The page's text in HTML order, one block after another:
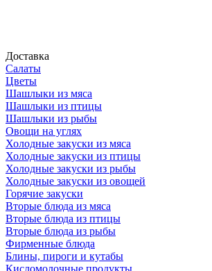
Доставка
Салаты
Цветы
Шашлыки из мяса
Шашлыки из птицы
Шашлыки из рыбы
Овощи на углях
Холодные закуски из мяса
Холодные закуски из птицы
Холодные закуски из рыбы
Холодные закуски из овощей
Горячие закуски
Вторые блюда из мяса
Вторые блюда из птицы
Вторые блюда из рыбы
Фирменные блюда
Блины, пироги и кутабы
Кисломолочные продукты